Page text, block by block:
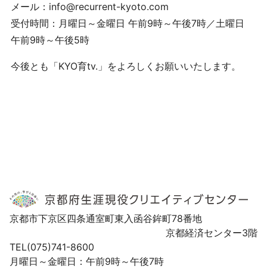
メール：info@recurrent-kyoto.com
受付時間：月曜日～金曜日 午前9時～午後7時／土曜日
午前9時～午後5時
今後とも「KYO育tv.」をよろしくお願いいたします。
京都市下京区四条通室町東入函谷鉾町78番地
京都経済センター3階
TEL(075)741-8600
月曜日～金曜日：午前9時～午後7時